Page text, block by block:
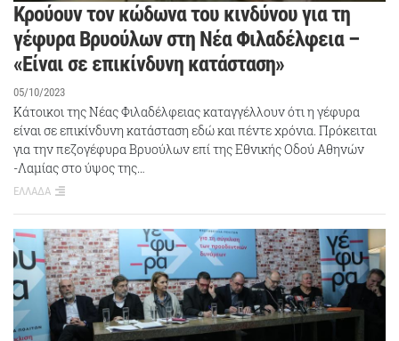
Kρούουν τον κώδωνα του κινδύνου για τη
γέφυρα Βρυούλων στη Νέα Φιλαδέλφεια –
«Είναι σε επικίνδυνη κατάσταση»
05/10/2023
Κάτοικοι της Νέας Φιλαδέλφειας καταγγέλλουν ότι η γέφυρα
είναι σε επικίνδυνη κατάσταση εδώ και πέντε χρόνια. Πρόκειται
για την πεζογέφυρα Βρυούλων επί της Εθνικής Οδού Αθηνών
-Λαμίας στο ύψος της…
ΕΛΛΑΔΑ